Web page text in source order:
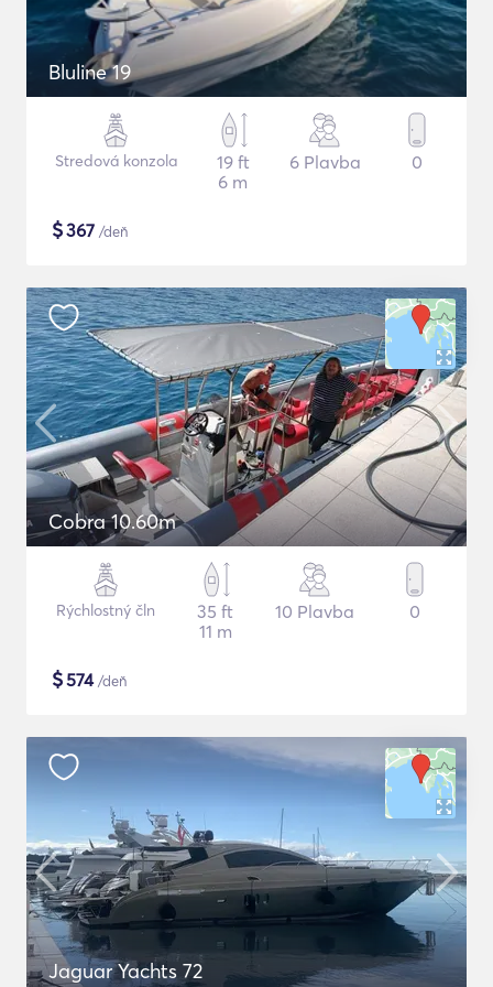
Bluline 19
Stredová konzola
19 ft
6 m
6 Plavba 0
$367 /deň
Cobra 10.60m
Rýchlostný čln
35 ft
11 m
10 Plavba 0
$574/deň
Jaguar Yachts 72